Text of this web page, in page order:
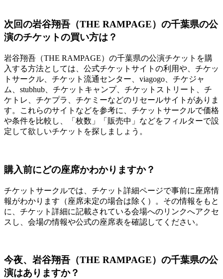
次回の岩谷翔吾（THE RAMPAGE）の千葉県の公
演のチケットの買い方は？
岩谷翔吾（THE RAMPAGE）の千葉県の公演チケットを購
入する方法としては、公式チケットサイトの利用や、チケッ
トサークル、チケット流通センター、viagogo、チケジャ
ム、stubhub、チケットキャンプ、チケットストリート、チ
ケトレ、チケプラ、チケミーなどのリセールサイトがありま
す。これらのサイトなどを参考に、チケットサークルで価格
や条件を比較し、「枚数」「販売中」などをフィルターで設
定して欲しいチケットを探しましょう。
購入前にどの座席かわかりますか？
チケットサークルでは、チケット詳細ページで事前に座席情
報がわかります（座席未定の場合は除く）。その情報をもと
に、チケット詳細に記載されている会場へのリンクへアクセ
スし、会場の情報や公式の座席表を確認してください。
今夜、岩谷翔吾（THE RAMPAGE）の千葉県の公
演はありますか？